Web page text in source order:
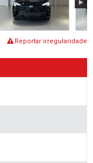
Reportar irregularidade